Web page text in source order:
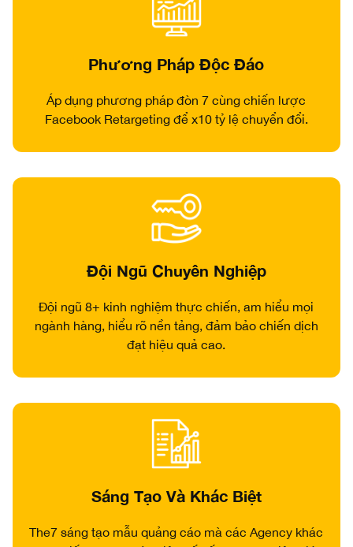
Phương Pháp Độc Đáo
Áp dụng phương pháp đòn 7 cùng chiến lược
Facebook Retargeting để x10 tỷ lệ chuyển đổi.
Đội Ngũ Chuyên Nghiệp
Đội ngũ 8+ kinh nghiệm thực chiến, am hiểu mọi
ngành hàng, hiểu rõ nền tảng, đảm bảo chiến dịch
đạt hiệu quả cao.
Sáng Tạo Và Khác Biệt
The7 sáng tạo mẫu quảng cáo mà các Agency khác